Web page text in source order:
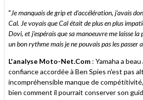
"Je manquais de grip et d'accélération, j'avais
Cal. Je voyais que Cal était de plus en plus
Dovi, et j'espérais que sa manoeuvre me laisse la
un bon rythme mais je ne pouvais pas les passer
L'analyse Moto-Net.Com : Yamaha a
confiance accordée à Ben Spies n'est pas
incompréhensible manque de
bien comment il pourrait conserver son